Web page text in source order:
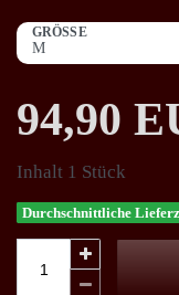
GRÖSSE
94,90
Inhalt 1 Stück
Durchschnittliche